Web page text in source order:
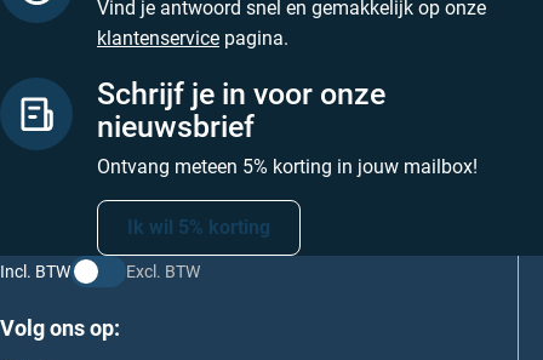
Vind je antwoord snel en gemakkelijk op onze
klantenservice pagina.
Schrijf je in voor onze
nieuwsbrief
Ontvang meteen 5% korting in jouw mailbox!
Ik wil 5% korting
Incl. BTW Excl. BTW
Volg ons op: